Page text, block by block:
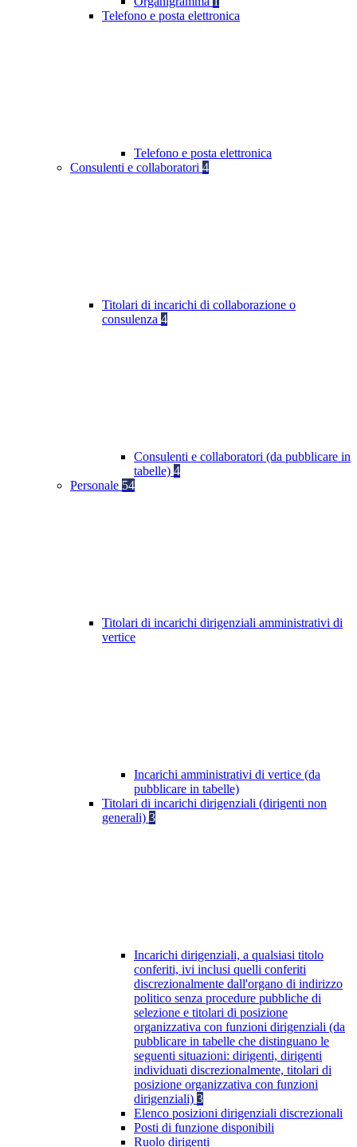
Telefono e posta elettronica
Telefono e posta elettronica
Consulenti e collaboratori 4
Titolari di incarichi di collaborazione o
consulenza 4
Consulenti e collaboratori (da pubblicare in
tabelle) 4
Personale 54
Titolari di incarichi dirigenziali amministrativi di
vertice
Incarichi amministrativi di vertice (da
pubblicare in tabelle)
Titolari di incarichi dirigenziali (dirigenti non
generali) 3
Incarichi dirigenziali, a qualsiasi titolo
conferiti, ivi inclusi quelli conferiti
discrezionalmente dall'organo di indirizzo
politico senza procedure pubbliche di
selezione e titolari di posizione
organizzativa con funzioni dirigenziali (da
pubblicare in tabelle che distinguano le
seguenti situazioni: dirigenti, dirigenti
individuati discrezionalmente, titolari di
posizione organizzativa con funzioni
dirigenziali) 3
Elenco posizioni dirigenziali discrezionali
Posti di funzione disponibili
Ruolo dirigenti